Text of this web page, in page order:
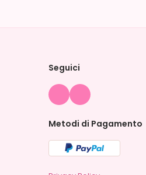
Seguici
Metodi di Pagamento